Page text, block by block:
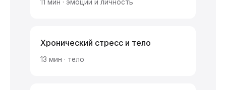
11 мин · эмоции и личность
Хронический стресс и тело
13 мин · тело